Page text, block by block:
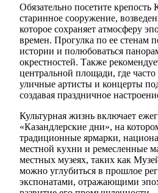
Обязательно посетите крепость
старинное сооружение,
которое сохраняет атмосферу
времен. Прогулка по ее стенам
истории и полюбоваться
окрестностей. Также
центральной площади, где
уличные артисты и концерты
создавая праздничное
Культурная жизнь включает
«Казандлерские дни», на
традиционные ярмарки,
местной кухни и ремесленные
местных музеях, таких как
можно углубиться в прошлое
экспонатами, отражающими